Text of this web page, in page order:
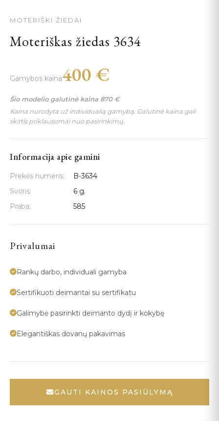
MOTERIŠKI ŽIEDAI
Moteriškas žiedas 3634
Gamybos kaina400 €
Šio modelio galutinė kaina 870 €
Kaina nurodyta už individualią gamybą. Galutinė kaina gali
skirtis priklausomai nuo pasirinkimų.
Informacija apie gamini
Prekės numeris:
B-3634
Svoris:
6 g.
Praba:
585
Privalumai
Rankų darbo, individuali gamyba
Sertifikuoti deimantai su sertifikatu
Galimybė pasirinkti deimanto dydį ir kokybę
Elegantiškas dovanų pakavimas
GAUTI KAINOS PASIŪLYMĄ